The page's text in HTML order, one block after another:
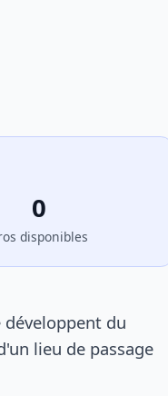
0
disponibles
du
lieu de passage